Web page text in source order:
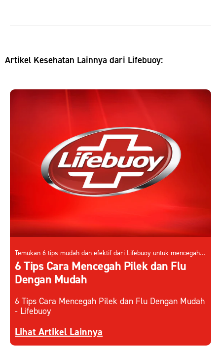
Artikel Kesehatan Lainnya dari Lifebuoy:
Temukan 6 tips mudah dan efektif dari Lifebuoy untuk mencegah
pilek dan flu. Jaga kesehatan Anda dan keluarga dengan
kebiasaan baik setiap hari.
6 Tips Cara Mencegah Pilek dan Flu
Dengan Mudah
6 Tips Cara Mencegah Pilek dan Flu Dengan Mudah
- Lifebuoy
Discover more about 6 Tips Cara Mencegah
Lihat Artikel Lainnya